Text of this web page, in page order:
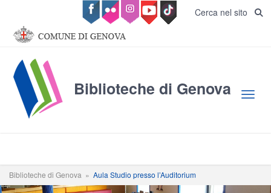
Salta al contenuto principale Cerca nel sito
Biblioteche di Genova
Biblioteche di Genova » Aula Studio presso l’Auditorium